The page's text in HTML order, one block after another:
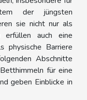
der jüngsten
sie nicht nur als
erfüllen auch eine
physische Barriere
Abschnitte
für eine
geben Einblicke in